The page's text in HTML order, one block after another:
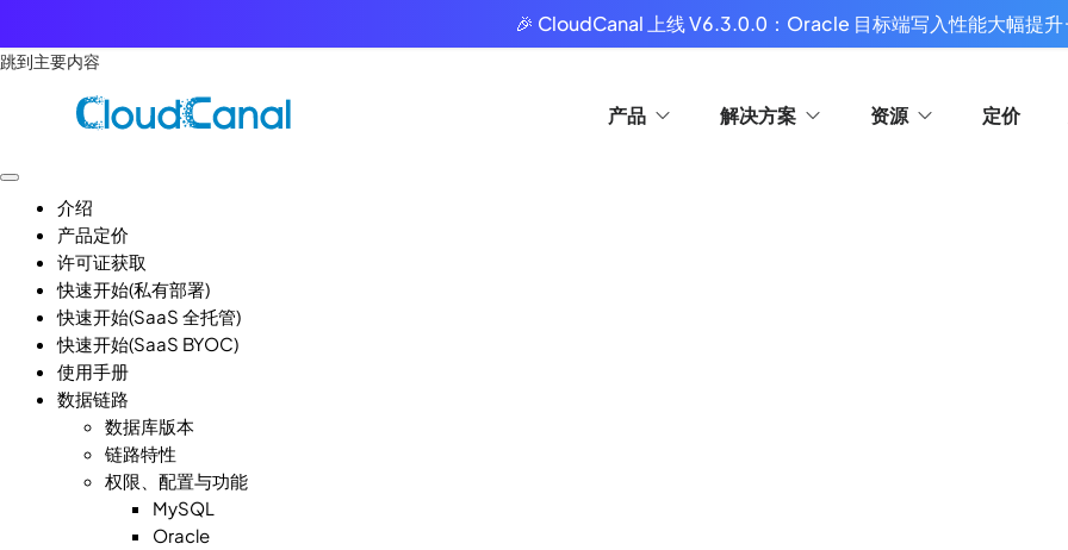
🎉 CloudCanal 上线 V6.3.0.0：Oracle 目标端写入性能大幅提升
跳到主要内容
产品 解决方案 资源 定价
介绍
产品定价
许可证获取
快速开始(私有部署)
快速开始(SaaS 全托管)
快速开始(SaaS BYOC)
使用手册
数据链路
数据库版本
链路特性
权限、配置与功能
MySQL
Oracle